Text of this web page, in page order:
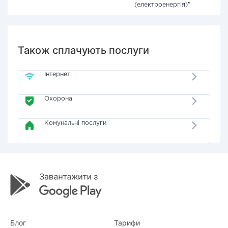
(електроенергія)"
Також сплачують послуги
Інтернет
Охорона
Комунальні послуги
Блог Тарифи